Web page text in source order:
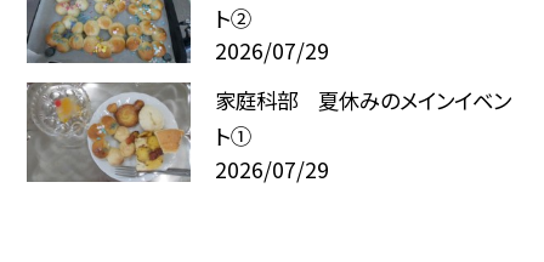
ト②
2026/07/29
家庭科部 夏休みのメインイベン
ト①
2026/07/29